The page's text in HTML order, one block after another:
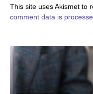
This site uses Akismet to
comment data is